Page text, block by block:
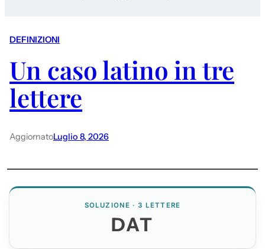
DEFINIZIONI
Un caso latino in tre
lettere
AggiornatoLuglio 8, 2026
SOLUZIONE · 3 LETTERE
DAT